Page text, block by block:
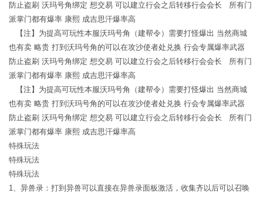
防止盗刷 沃玛号角绑定 想交易 可以建立行会之后转移行会会长 所有门
派掌门都有爆率 康熙 成吉思汗爆率高
【注】为提高可玩性本服沃玛号角（建帮令）需要打怪爆出 当然商城
也有卖 略贵 打到沃玛号角的可以在攻沙使者处兑换 行会专属爆率武器
防止盗刷 沃玛号角绑定 想交易 可以建立行会之后转移行会会长 所有门
派掌门都有爆率 康熙 成吉思汗爆率高
【注】为提高可玩性本服沃玛号角（建帮令）需要打怪爆出 当然商城
也有卖 略贵 打到沃玛号角的可以在攻沙使者处兑换 行会专属爆率武器
防止盗刷 沃玛号角绑定 想交易 可以建立行会之后转移行会会长 所有门
派掌门都有爆率 康熙 成吉思汗爆率高
特殊玩法
特殊玩法
特殊玩法
1、异兽录：打到异兽可以直接在异兽录面板激活，收集齐以后可以召唤